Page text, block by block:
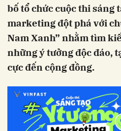
bố tổ chức cuộc thi sáng
marketing đột phá với
Nam Xanh” nhằm tìm
những ý tưởng độc đáo,
cực đến cộng đồng.